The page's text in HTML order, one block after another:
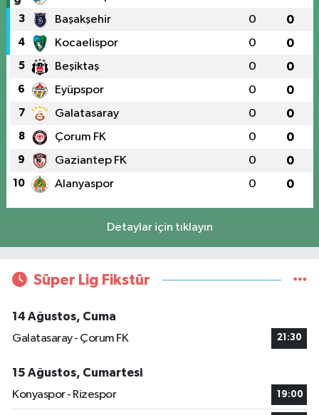
3 Başakşehir 0 0
4 Kocaelispor 0 0
5 Beşiktaş 0 0
6 Eyüpspor 0 0
7 Galatasaray 0 0
8 Çorum FK 0 0
9 Gaziantep FK 0 0
10 Alanyaspor 0 0
Detaylar için tıklayın
Süper Lig Fikstür
14 Ağustos, Cuma
Galatasaray - Çorum FK
21:30
15 Ağustos, Cumartesi
Konyaspor - Rizespor
19:00